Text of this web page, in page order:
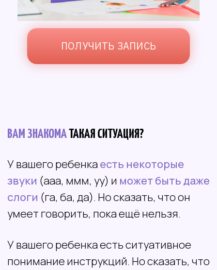
ПОЛУЧИТЬ ЗАПИСЬ
ВАМ ЗНАКОМАТАКАЯ СИТУАЦИЯ?
У вашего ребенка есть некоторые
звуки (ааа, ммм, уу) и может быть даже
слоги (га, ба, да). Но сказать, что он
умеет говорить, пока ещё нельзя.
У вашего ребенка есть ситуативное
понимание инструкций. Но сказать, что